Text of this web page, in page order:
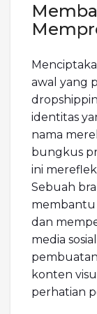
awal yang
identitas
nama
bungkus
ini
Sebuah
dan
media
konten
perhatian